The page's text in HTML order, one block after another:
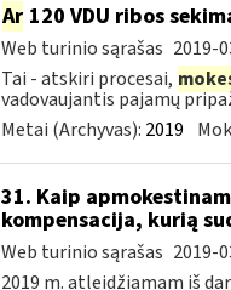
Ar120 VDU ribos
Web turinio sąrašas 2019-
Tai - atskiri procesai,
vadovaujantis pajamų
Metai (Archyvas): 2019
31. Kaip
kompensacija, kurią
Web turinio sąrašas 2019-
2019 m. atleidžiamam iš